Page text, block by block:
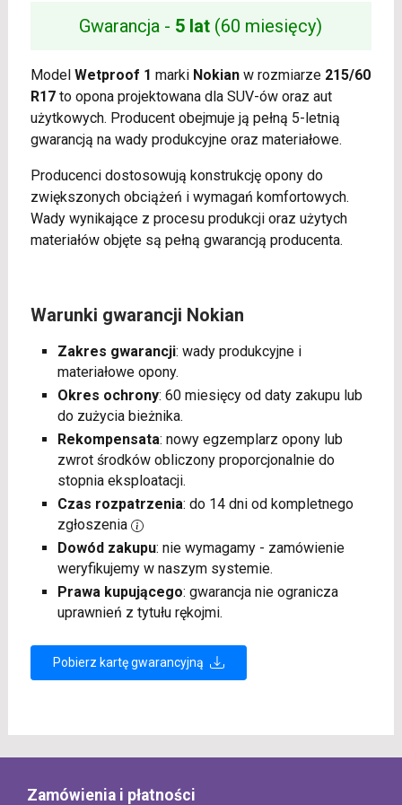
Gwarancja - 5 lat (60 miesięcy)
Model Wetproof 1 marki Nokianw rozmiarze 215/60
R17to opona projektowana dla SUV-ów oraz aut
użytkowych. Producent obejmuje ją pełną 5-letnią
gwarancją na wady produkcyjne oraz materiałowe.
Producenci dostosowują konstrukcję opony do
zwiększonych obciążeń i wymagań komfortowych.
Wady wynikające z procesu produkcji oraz użytych
materiałów objęte są pełną gwarancją producenta.
Warunki gwarancji Nokian
Zakres gwarancji: wady produkcyjne i
materiałowe opony.
Okres ochrony: 60 miesięcy od daty zakupu lub
do zużycia bieżnika.
Rekompensata: nowy egzemplarz opony lub
zwrot środków obliczony proporcjonalnie do
stopnia eksploatacji.
Czas rozpatrzenia: do 14 dni od kompletnego
zgłoszenia
Dowód zakupu: nie wymagamy - zamówienie
weryfikujemy w naszym systemie.
Prawa kupującego: gwarancja nie ogranicza
uprawnień z tytułu rękojmi.
Pobierz kartę gwarancyjną
Zamówienia i płatności